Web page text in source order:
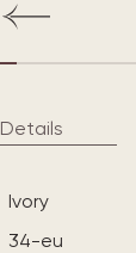
Details
ivory
34-eu